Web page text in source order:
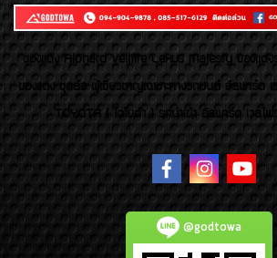
ของเเต่ง Alphard Vellfire Lexus Majesty ของเเต่
ของแต่ง ชุดล้อ ผู้เชี่ยวชาญเฉพาะทางรถยนต์ อัลพาร์ด เว
TOYOTA ( โตโยต้า ) รถนำเข้า อัลพาร์ด เวลไฟ
@godtowa